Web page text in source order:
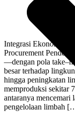
Integrasi Ekonomi
Procurement
—dengan pola
besar terhadap
hingga peningkatan
memproduksi sekitar
antaranya mencemari
pengelolaan limbah